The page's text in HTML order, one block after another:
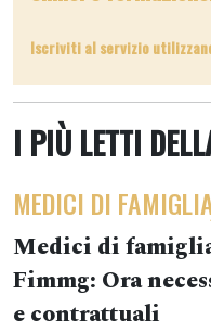
Iscriviti al servizio
I PIÙ LETTI
MEDICI DI
Medici di
Fimmg: Ora
e contrattuali